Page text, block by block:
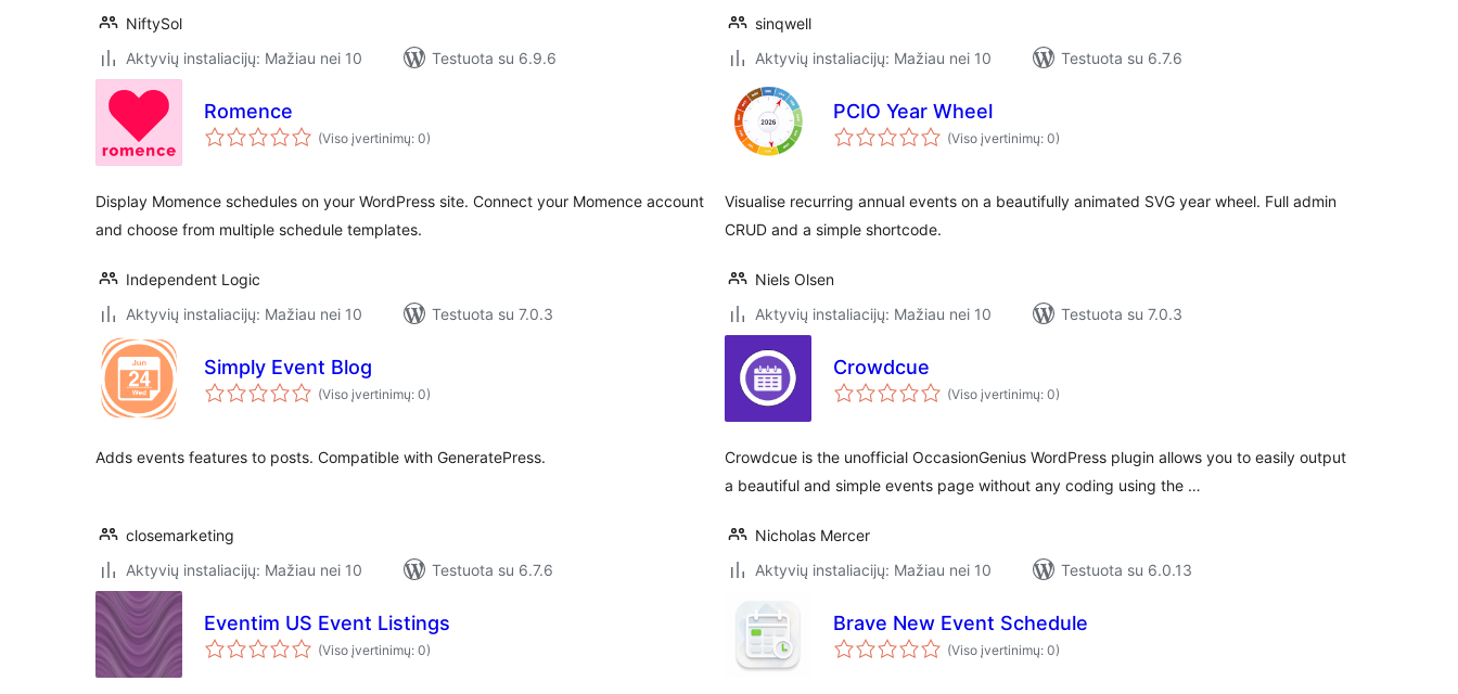
NiftySol
Aktyvių instaliacijų: Mažiau nei 10
Testuota su 6.9.6
sinqwell
Aktyvių instaliacijų: Mažiau nei 10
Testuota su 6.7.6
Romence
(Viso įvertinimų: 0)
Display Momence schedules on your WordPress site. Connect your Momence account
and choose from multiple schedule templates.
Independent Logic
Aktyvių instaliacijų: Mažiau nei 10
Testuota su 7.0.3
PCIO Year Wheel
(Viso įvertinimų: 0)
Visualise recurring annual events on a beautifully animated SVG year wheel. Full admin
CRUD and a simple shortcode.
Niels Olsen
Aktyvių instaliacijų: Mažiau nei 10
Testuota su 7.0.3
Simply Event Blog
(Viso įvertinimų: 0)
Adds events features to posts. Compatible with GeneratePress.
closemarketing
Aktyvių instaliacijų: Mažiau nei 10
Testuota su 6.7.6
Crowdcue
(Viso įvertinimų: 0)
Crowdcue is the unofficial OccasionGenius WordPress plugin allows you to easily output
a beautiful and simple events page without any coding using the …
Nicholas Mercer
Aktyvių instaliacijų: Mažiau nei 10
Testuota su 6.0.13
Eventim US Event Listings
(Viso įvertinimų: 0)
Brave New Event Schedule
(Viso įvertinimų: 0)